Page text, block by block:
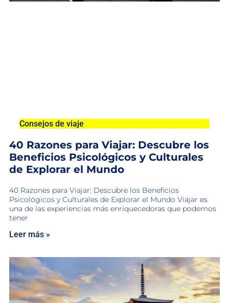
Consejos de viaje
40 Razones para Viajar: Descubre los
Beneficios Psicológicos y Culturales
de Explorar el Mundo
40 Razones para Viajar: Descubre los Beneficios
Psicológicos y Culturales de Explorar el Mundo Viajar es
una de las experiencias más enriquecedoras que podemos
tener
Leer más »